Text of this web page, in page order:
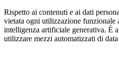
Rispetto ai contenuti e ai dati
vietata ogni utilizzazione funzionale
intelligenza artificiale generativa. È
utilizzare mezzi automatizzati di